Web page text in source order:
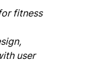
fitness
user